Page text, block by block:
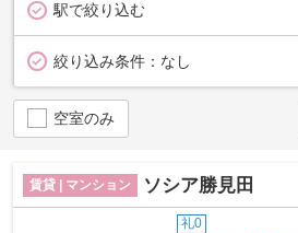
駅で絞り込む
絞り込み条件： なし
空室のみ
賃貸 | マンション ソシア勝見田
礼0